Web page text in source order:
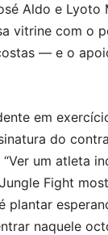
Aldo e Lyoto
vitrine com o
— e o
em
do
um atleta
Fight
plantar
naquele